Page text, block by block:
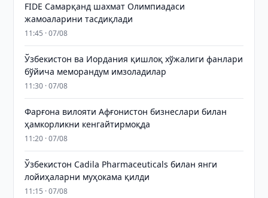
FIDE Самарқанд шахмат Олимпиадаси
жамоаларини тасдиқлади
11:45 · 07/08
Ўзбекистон ва Иордания қишлоқ хўжалиги фанлари
бўйича меморандум имзоладилар
11:30 · 07/08
Фарғона вилояти Афғонистон бизнеслари билан
ҳамкорликни кенгайтирмоқда
11:20 · 07/08
Ўзбекистон Cadila Pharmaceuticals билан янги
лойиҳаларни муҳокама қилди
11:15 · 07/08